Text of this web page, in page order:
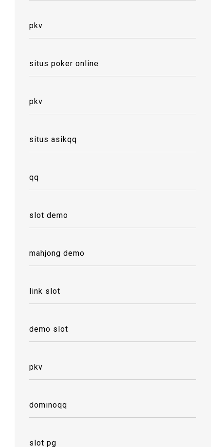
pkv
situs poker online
pkv
situs asikqq
qq
slot demo
mahjong demo
link slot
demo slot
pkv
dominoqq
slot pg